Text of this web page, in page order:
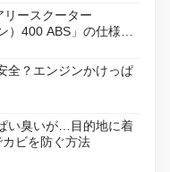
ースクーター
）400 ABS」の仕様を
全？エンジンかけっぱ
い臭いが…目的地に着
ビを防ぐ方法